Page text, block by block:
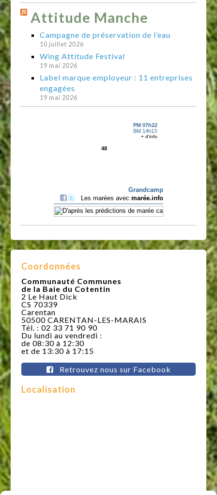
Attitude Manche
Campagne de préservation de l’eau
10 juillet 2026
Wing Attitude Festival
19 mai 2026
Label marque employeur : 11 entreprises
engagées
19 mai 2026
Coordonnées
Communauté Communes
de la Baie du Cotentin
2 Le Haut Dick
CS 70339
Carentan
50500 CARENTAN-LES-MARAIS
Tél. : 02 33 71 90 90
Du lundi au vendredi :
de 08:30 à 12:30
et de 13:30 à 17:15
Retrouvez nous sur Facebook
Localisation